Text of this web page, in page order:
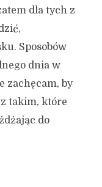
dla tych z
Sposobów
dnia w
zachęcam, by
takim, które
do